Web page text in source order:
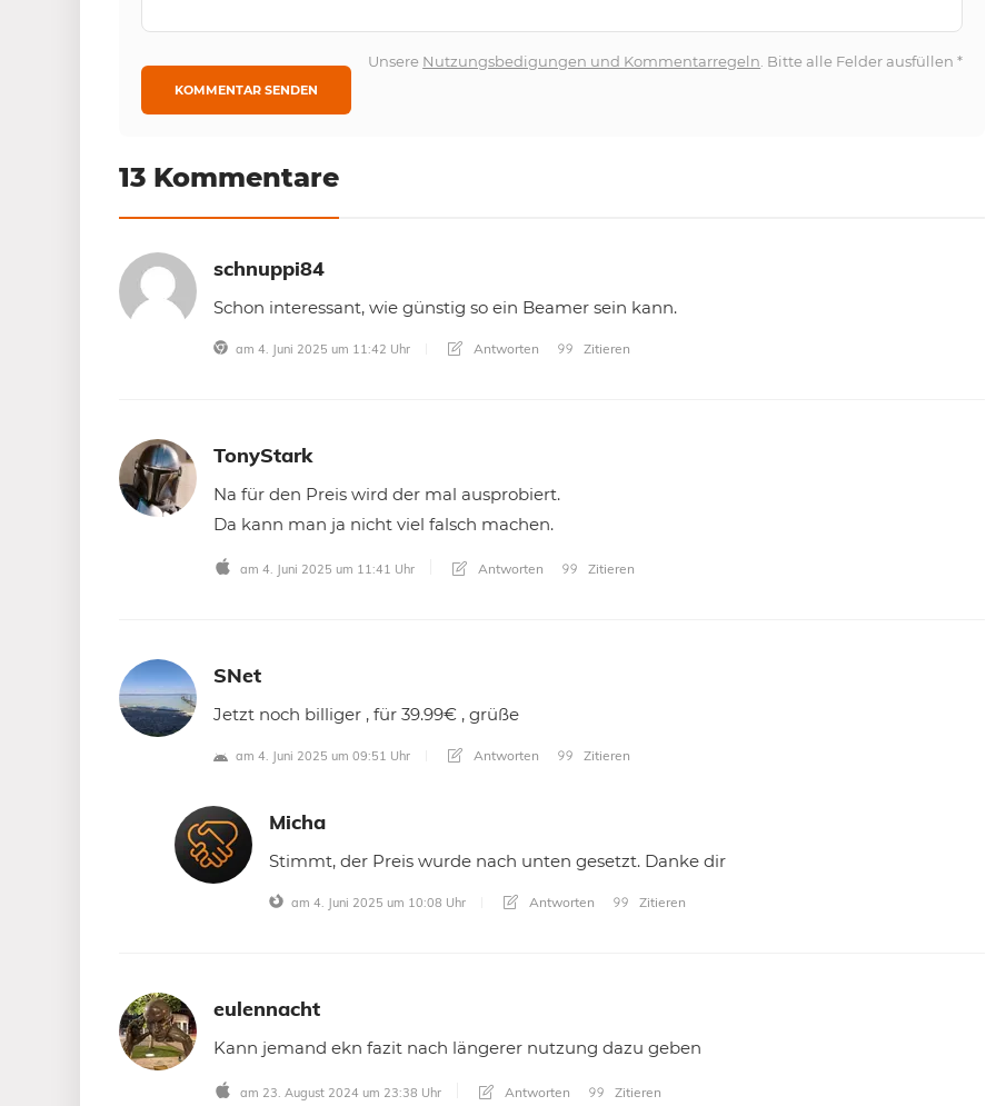
Unsere Nutzungsbedigungen und Kommentarregeln . Bitte alle Felder ausfüllen*
13 Kommentare
schnuppi84
Schon interessant, wie günstig so ein Beamer sein kann.
am 4. Juni 2025 um 11:42 Uhr Antworten Zitieren
TonyStark
Na für den Preis wird der mal ausprobiert.
Da kann man ja nicht viel falsch machen.
am 4. Juni 2025 um 11:41 Uhr Antworten Zitieren
SNet
Jetzt noch billiger , für 39.99€ , grüße
am 4. Juni 2025 um 09:51 Uhr Antworten Zitieren
Micha
Stimmt, der Preis wurde nach unten gesetzt. Danke dir
am 4. Juni 2025 um 10:08 Uhr Antworten Zitieren
eulennacht
Kann jemand ekn fazit nach längerer nutzung dazu geben
am 23. August 2024 um 23:38 Uhr Antworten Zitieren